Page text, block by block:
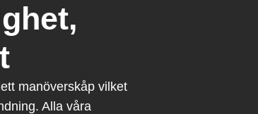
manöverskåp vilket
Alla våra